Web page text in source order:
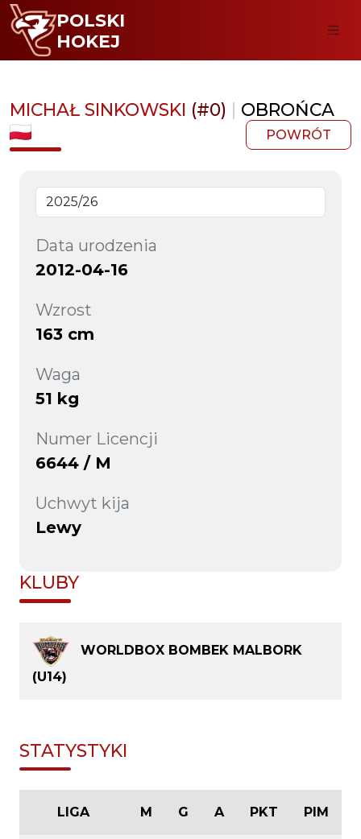
POLSKI
HOKEJ
MICHAŁ SINKOWSKI (#0) | OBROŃCA
POWRÓT
Data urodzenia
2012-04-16
Wzrost
163 cm
Waga
51 kg
Numer Licencji
6644 / M
Uchwyt kija
Lewy
KLUBY
WORLDBOX BOMBEK MALBORK
(U14)
STATYSTYKI
LIGA M G A PKT PIM